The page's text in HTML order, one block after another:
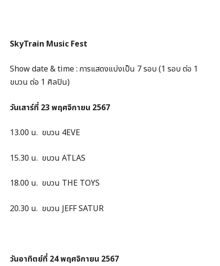
SkyTrain Music Fest
Show date & time : การแสดงแบ่งเป็น 7 รอบ (1 รอบ ต่อ 1
ขบวน ต่อ 1 ศิลปิน)
วันเสาร์ที่ 23พฤศจิกายน 2567
13.00 น. ขบวน 4EVE
15.30 น. ขบวน ATLAS
18.00 น. ขบวน THE TOYS
20.30 น. ขบวน JEFF SATUR
วันอาทิตย์ที่ 24พฤศจิกายน 2567